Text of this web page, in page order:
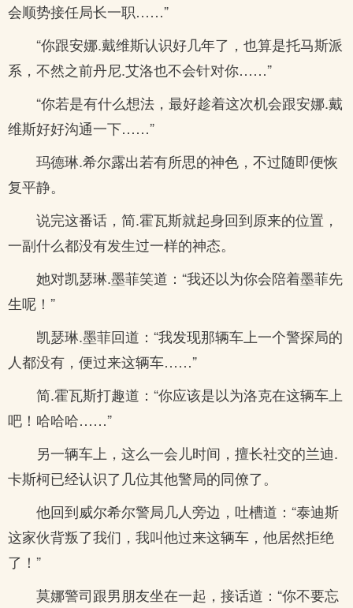
会顺势接任局长一职……”
“你跟安娜.戴维斯认识好几年了，也算是托马斯派
系，不然之前丹尼.艾洛也不会针对你……”
“你若是有什么想法，最好趁着这次机会跟安娜.戴
维斯好好沟通一下……”
玛德琳.希尔露出若有所思的神色，不过随即便恢
复平静。
说完这番话，简.霍瓦斯就起身回到原来的位置，
一副什么都没有发生过一样的神态。
她对凯瑟琳.墨菲笑道：“我还以为你会陪着墨菲先
生呢！”
凯瑟琳.墨菲回道：“我发现那辆车上一个警探局的
人都没有，便过来这辆车……”
简.霍瓦斯打趣道：“你应该是以为洛克在这辆车上
吧！哈哈哈……”
另一辆车上，这么一会儿时间，擅长社交的兰迪.
卡斯柯已经认识了几位其他警局的同僚了。
他回到威尔希尔警局几人旁边，吐槽道：“泰迪斯
这家伙背叛了我们，我叫他过来这辆车，他居然拒绝
了！”
莫娜警司跟男朋友坐在一起，接话道：“你不要忘